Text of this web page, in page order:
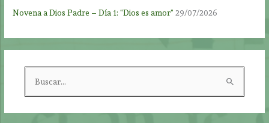
Novena a Dios Padre – Día 1: “Dios es amor” 29/07/2026